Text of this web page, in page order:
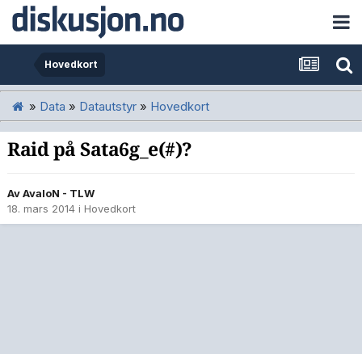
Hovedkort
» Data » Datautstyr » Hovedkort
Raid på Sata6g_e(#)?
AvAvaloN - TLW
18. mars 2014 i Hovedkort